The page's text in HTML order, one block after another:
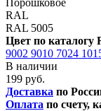
RAL
RAL 5005
Цвет по каталогу
9002 9010 7024
В наличии
199 руб.
Доставка по
Оплата по счету,